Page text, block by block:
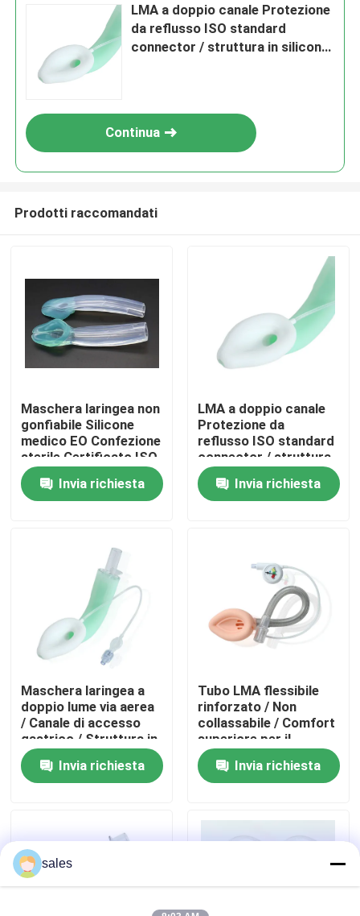
Casa
Prodotti
Chi siamo
Fatory Tour
Controllo di qualità
Contattaci
ET vie respiratorie della metropolitana
Vie respiratorie laringee della maschera
LMA a doppio canale Protezione
da reflusso ISO standard
connector / struttura in silicone
Continua
Prodotti raccomandati
Maschera laringea non
gonfiabile Silicone
medico EO Confezione
sterile Certificato ISO
Invia richiesta
LMA a doppio canale
Protezione da
reflusso ISO standard
connector / struttura
in silicone medico / CE
ISO
Invia richiesta
Maschera laringea a
doppio lume via aerea
/ Canale di accesso
gastrico / Struttura in
silicone medico / CE
ISO
Invia richiesta
Tubo LMA flessibile
rinforzato / Non
collassabile / Comfort
superiore per il
paziente / Certificato
CE ISOInvia richiesta
sales